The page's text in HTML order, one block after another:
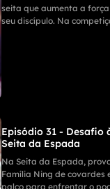
seita que aumenta a
seu discípulo. Na
Episódio 31 - Desafio
Seita da Espada
Na Seita da Espada,
Família Ning de covardes
palco para enfrentar o